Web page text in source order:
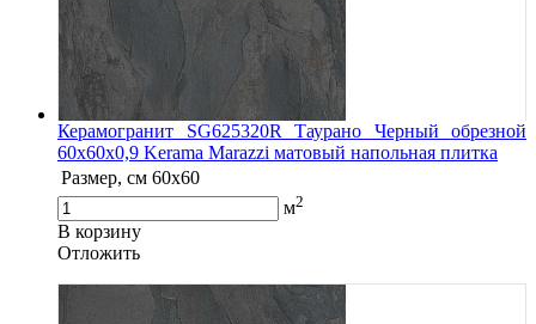
Керамогранит SG625320R Таурано Черный обрезной
60x60x0,9 Kerama Marazzi матовый напольная плитка
Размер, см 60х60
м2
В корзину
Oтложить